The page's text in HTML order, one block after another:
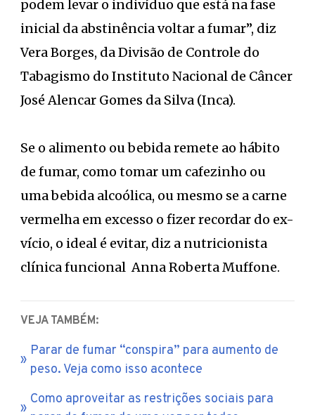
podem levar o indivíduo que está na fase
inicial da abstinência voltar a fumar”, diz
Vera Borges, da Divisão de Controle do
Tabagismo do Instituto Nacional de Câncer
José Alencar Gomes da Silva (Inca).
Se o alimento ou bebida remete ao hábito
de fumar, como tomar um cafezinho ou
uma bebida alcoólica, ou mesmo se a carne
vermelha em excesso o fizer recordar do ex-
vício, o ideal é evitar, diz a nutricionista
clínica funcional Anna Roberta Muffone.
VEJA TAMBÉM:
Parar de fumar “conspira” para aumento de
peso. Veja como isso acontece
Como aproveitar as restrições sociais para